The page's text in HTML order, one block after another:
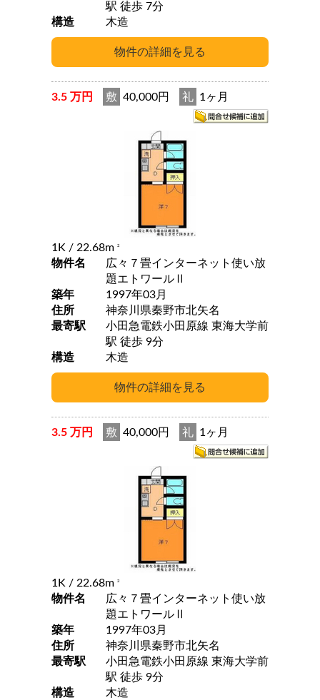
駅 徒歩 7分
構造
木造
3.5 万円 敷 40,000円 礼 1ヶ月
1K / 22.68m 2
物件名
広々７畳インターネット使い放
題エトワールⅡ
築年
1997年03月
住所
神奈川県秦野市北矢名
最寄駅
小田急電鉄小田原線 東海大学前
駅 徒歩 9分
構造
木造
3.5 万円 敷 40,000円 礼 1ヶ月
1K / 22.68m 2
物件名
広々７畳インターネット使い放
題エトワールⅡ
築年
1997年03月
住所
神奈川県秦野市北矢名
最寄駅
小田急電鉄小田原線 東海大学前
駅 徒歩 9分
構造
木造